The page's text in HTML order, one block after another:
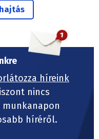
híreink
nincs
híréről.